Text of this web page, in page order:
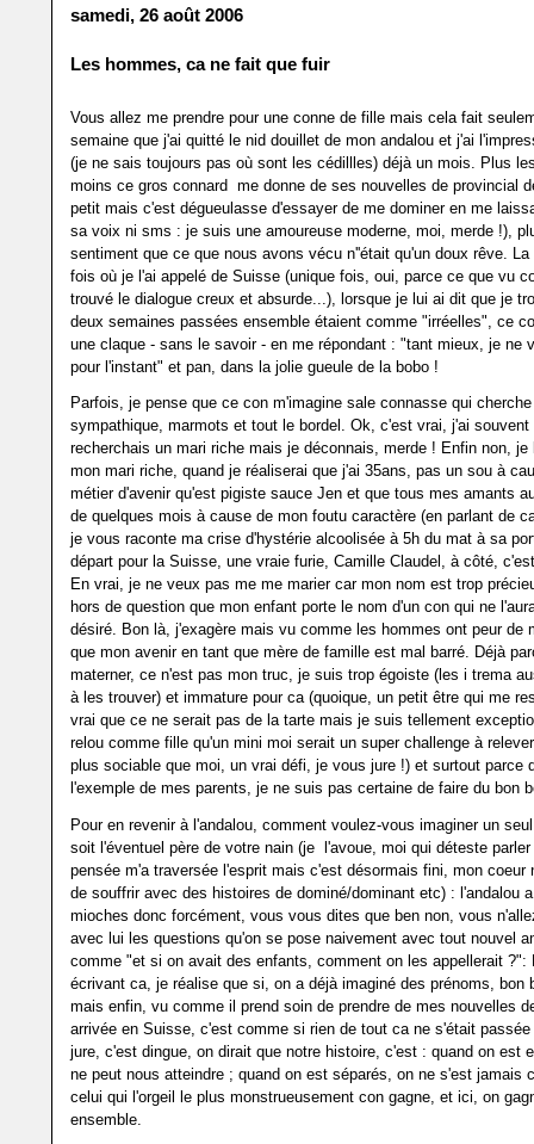
samedi, 26 août 2006
Les hommes, ca ne fait que fuir
Vous allez me prendre pour une conne de fille mais cela fait
semaine que j'ai quitté le nid douillet de mon andalou et j'ai
(je ne sais toujours pas où sont les cédillles) déjà un mois. Plus
moins ce gros connard me donne de ses nouvelles de provincial
petit mais c'est dégueulasse d'essayer de me dominer en me
sa voix ni sms : je suis une amoureuse moderne, moi, merde !),
sentiment que ce que nous avons vécu n''était qu'un doux rêve.
fois où je l'ai appelé de Suisse (unique fois, oui, parce ce que vu
trouvé le dialogue creux et absurde...), lorsque je lui ai dit que je
deux semaines passées ensemble étaient comme "irréelles", ce
une claque - sans le savoir - en me répondant : "tant mieux, je ne
pour l'instant" et pan, dans la jolie gueule de la bobo !
Parfois, je pense que ce con m'imagine sale connasse qui
sympathique, marmots et tout le bordel. Ok, c'est vrai, j'ai
recherchais un mari riche mais je déconnais, merde ! Enfin non, je
mon mari riche, quand je réaliserai que j'ai 35ans, pas un sou à
métier d'avenir qu'est pigiste sauce Jen et que tous mes amants
de quelques mois à cause de mon foutu caractère (en parlant de
je vous raconte ma crise d'hystérie alcoolisée à 5h du mat à sa
départ pour la Suisse, une vraie furie, Camille Claudel, à côté,
En vrai, je ne veux pas me me marier car mon nom est trop
hors de question que mon enfant porte le nom d'un con qui ne
désiré. Bon là, j'exagère mais vu comme les hommes ont peur de
que mon avenir en tant que mère de famille est mal barré. Déjà
materner, ce n'est pas mon truc, je suis trop égoiste (les i trema
à les trouver) et immature pour ca (quoique, un petit être qui me
vrai que ce ne serait pas de la tarte mais je suis tellement
relou comme fille qu'un mini moi serait un super challenge à
plus sociable que moi, un vrai défi, je vous jure !) et surtout parce
l'exemple de mes parents, je ne suis pas certaine de faire du bon
Pour en revenir à l'andalou, comment voulez-vous imaginer un
soit l'éventuel père de votre nain (je l'avoue, moi qui déteste
pensée m'a traversée l'esprit mais c'est désormais fini, mon coeur
de souffrir avec des histoires de dominé/dominant etc) : l'andalou
mioches donc forcément, vous vous dites que ben non, vous
avec lui les questions qu'on se pose naivement avec tout nouvel
comme "et si on avait des enfants, comment on les appellerait ?":
écrivant ca, je réalise que si, on a déjà imaginé des prénoms, bon
mais enfin, vu comme il prend soin de prendre de mes nouvelles
arrivée en Suisse, c'est comme si rien de tout ca ne s'était
jure, c'est dingue, on dirait que notre histoire, c'est : quand on est
ne peut nous atteindre ; quand on est séparés, on ne s'est jamais
celui qui l'orgeil le plus monstrueusement con gagne, et ici, on
ensemble.